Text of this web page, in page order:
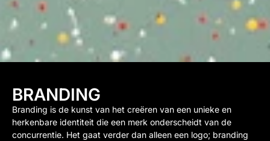
BRANDING
Branding is de kunst van het creëren van een unieke en
herkenbare identiteit die een merk onderscheidt van de
concurrentie. Het gaat verder dan alleen een logo; branding